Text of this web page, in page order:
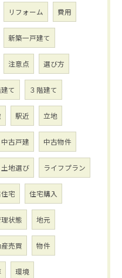
リフォーム 費用
新築一戸建て
注意点 選び方
て ３階建て
駅近 立地
中古戸建 中古物件
土地選び ライフプラン
宅 住宅購入
状態 地元
売買 物件
環境